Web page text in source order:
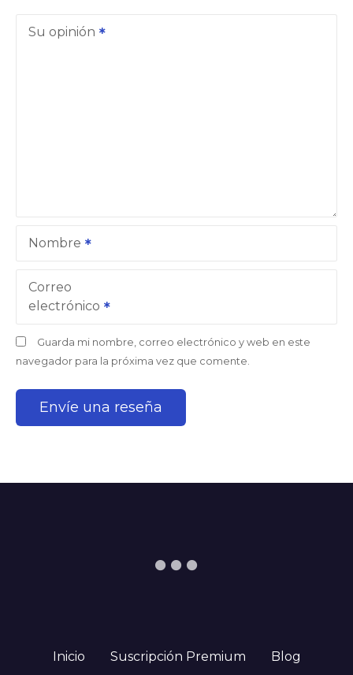
Su opinión
Nombre
Correo
electrónico
Guarda mi nombre, correo electrónico y web en este
navegador para la próxima vez que comente.
Inicio Suscripción Premium Blog